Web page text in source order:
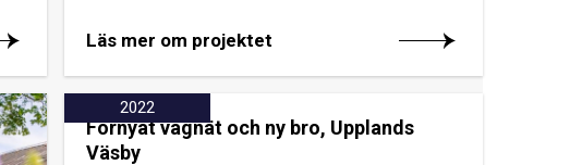
Läs mer om projektet
2022
Förnyat vägnät och ny bro, Upplands
Väsby